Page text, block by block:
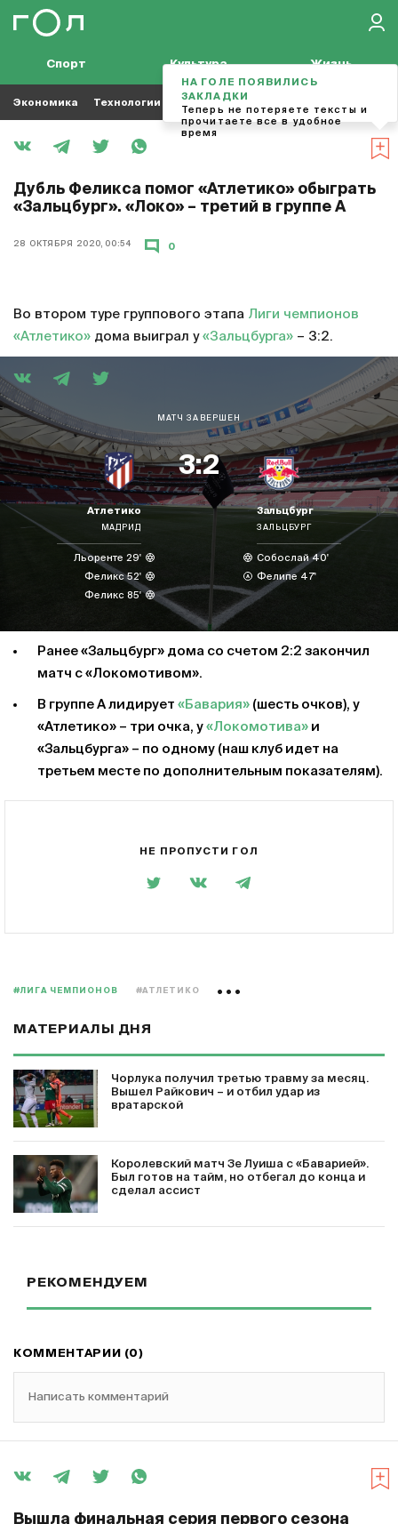
Спорт Культура Жизнь
Экономика Технологии Кино Футбол
Дубль Феликса помог «Атлетико» обыграть
«Зальцбург». «Локо» – третий в группе А
28 ОКТЯБРЯ 2020, 00:54 0
Во втором туре группового этапа Лиги чемпионов
«Атлетико» дома выиграл у «Зальцбурга» – 3:2.
МАТЧ ЗАВЕРШЕН
Атлетико
МАДРИД
Льоренте 29'
Феликс 52'
Феликс 85'
3:2
Зальцбург
ЗАЛЬЦБУРГ
Собослай 40'
Фелипе 47'
Ранее «Зальцбург» дома со счетом 2:2 закончил
матч с «Локомотивом».
В группе А лидирует «Бавария» (шесть очков), у
«Атлетико» – три очка, у «Локомотива» и
«Зальцбурга» – по одному (наш клуб идет на
третьем месте по дополнительным показателям).
НЕ ПРОПУСТИ ГОЛ
#ЛИГА ЧЕМПИОНОВ #АТЛЕТИКО
МАТЕРИАЛЫ ДНЯ
Чорлука получил третью травму за месяц.
Вышел Райкович – и отбил удар из
вратарской
Королевский матч Зе Луиша с «Баварией».
Был готов на тайм, но отбегал до конца и
сделал ассист
РЕКОМЕНДУЕМ
КОММЕНТАРИИ (0)
Написать комментарий
Вышла финальная серия первого сезона
НА ГОЛЕ ПОЯВИЛИСЬ
ЗАКЛАДКИ
Теперь не потеряете тексты и
прочитаете все в удобное
время